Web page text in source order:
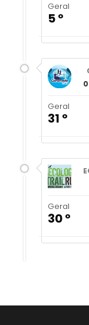
Geral
5 º
Geral
31 º
Geral
30 º